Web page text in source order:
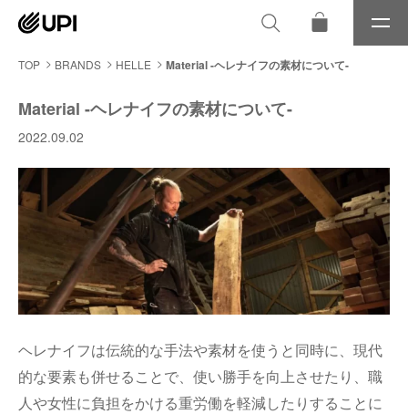
メ
ニ
TOP BRANDS HELLE Material -ヘレナイフの素材について-
Material -ヘレナイフの素材について-
2022.09.02
ヘレナイフは伝統的な手法や素材を使うと同時に、現代
的な要素も併せることで、使い勝手を向上させたり、職
人や女性に負担をかける重労働を軽減したりすることに